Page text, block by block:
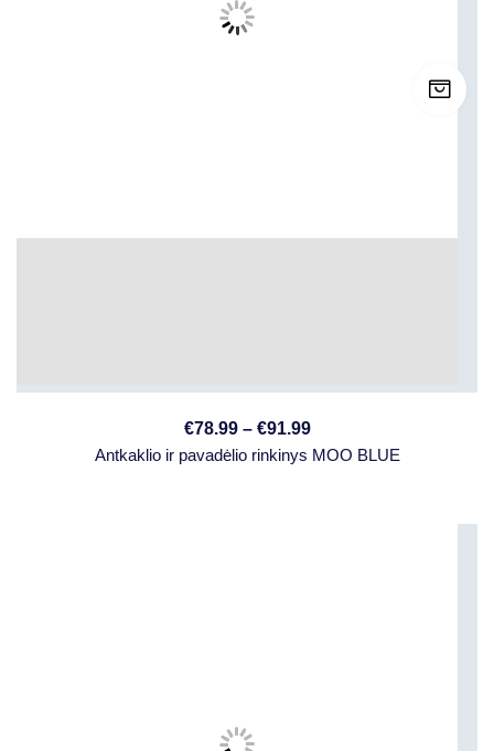
€78.99 – €91.99
Antkaklio ir pavadėlio rinkinys MOO BLUE